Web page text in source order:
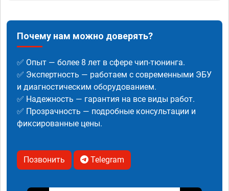
Почему нам можно доверять?
✅ Опыт — более 8 лет в сфере чип-тюнинга.
✅ Экспертность — работаем с современными ЭБУ
и диагностическим оборудованием.
✅ Надежность — гарантия на все виды работ.
✅ Прозрачность — подробные консультации и
фиксированные цены.
Позвонить Telegram